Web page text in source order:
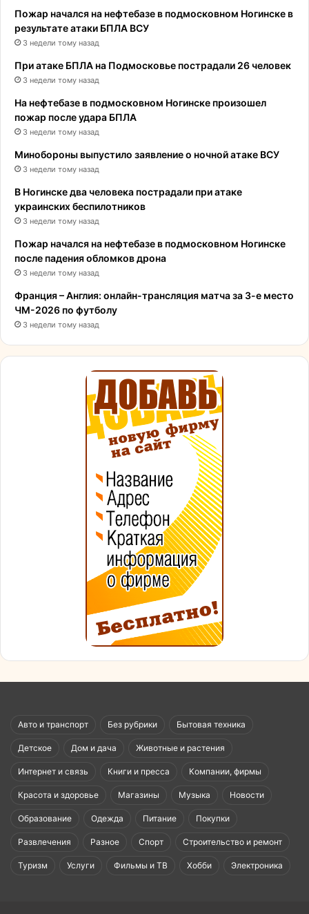
Пожар начался на нефтебазе в подмосковном Ногинске в
результате атаки БПЛА ВСУ
3 недели тому назад
При атаке БПЛА на Подмосковье пострадали 26 человек
3 недели тому назад
На нефтебазе в подмосковном Ногинске произошел
пожар после удара БПЛА
3 недели тому назад
Минобороны выпустило заявление о ночной атаке ВСУ
3 недели тому назад
В Ногинске два человека пострадали при атаке
украинских беспилотников
3 недели тому назад
Пожар начался на нефтебазе в подмосковном Ногинске
после падения обломков дрона
3 недели тому назад
Франция – Англия: онлайн-трансляция матча за 3-е место
ЧМ-2026 по футболу
3 недели тому назад
Авто и транспорт Без рубрики Бытовая техника
Детское Дом и дача Животные и растения
Интернет и связь Книги и пресса Компании, фирмы
Красота и здоровье Магазины Музыка Новости
Образование Одежда Питание Покупки
Развлечения Разное Спорт Строительство и ремонт
Туризм Услуги Фильмы и ТВ Хобби Электроника